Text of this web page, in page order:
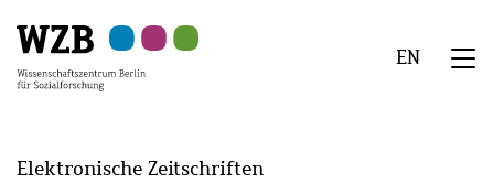
Hauptinhalt
springen
Navigation
springen
Suche
springen
Sekundärnavigation
springen
Fußzeile
springen
EN
Elektronische Zeitschriften